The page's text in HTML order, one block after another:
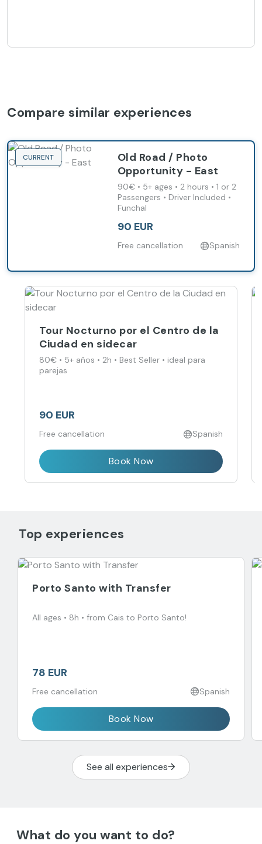
Compare similar experiences
CURRENT
Old Road / Photo
Opportunity - East
90€ • 5+ ages • 2 hours • 1 or 2
Passengers • Driver Included •
Funchal
90 EUR
Free cancellation Spanish
Tour Nocturno por el Centro de la
Ciudad en sidecar
80€ • 5+ años • 2h • Best Seller • ideal para
parejas
90 EUR
Free cancellation Spanish
Book Now
Top experiences
Porto Santo with Transfer
All ages • 8h • from Cais to Porto Santo!
78 EUR
Free cancellation Spanish
Book Now
See all experiences
What do you want to do?